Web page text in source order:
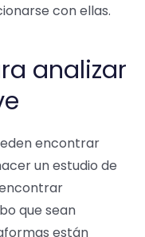
con ellas.
analizar
encontrar
un estudio de
que sean
están